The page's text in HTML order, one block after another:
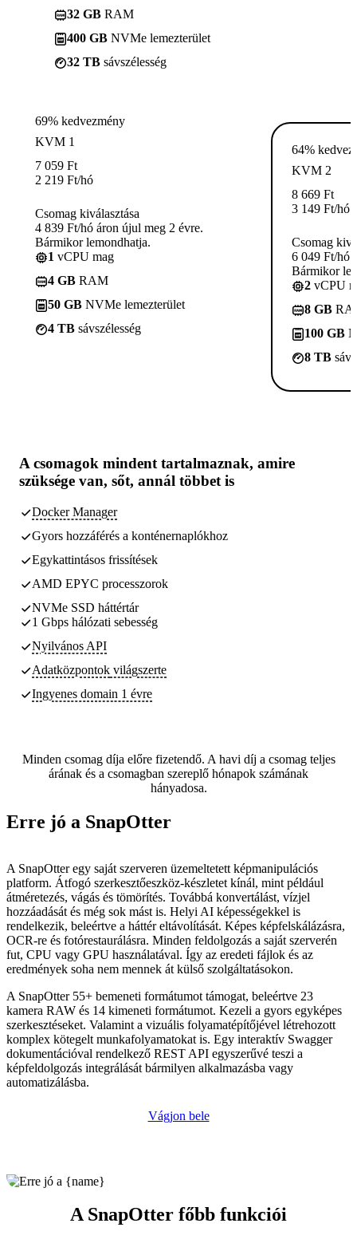
32 GB RAM
400 GB NVMe lemezterület
32 TB sávszélesség
69% kedvezmény
KVM 1
7 059 Ft
2 219 Ft/hó
Csomag kiválasztása
4 839 Ft/hó áron újul meg 2 évre.
Bármikor lemondhatja.
1 vCPU mag
4 GB RAM
50 GB NVMe lemezterület
4 TB sávszélesség
64%
KVM 2
8 669 Ft
3 149 Ft/hó
Csomag
6 049 Ft/hó
Bármikor
2 vCPU
8 GB
100 GB
8 TB
A csomagok mindent tartalmaznak, amire
szüksége van, sőt, annál többet is
Docker Manager
Gyors hozzáférés a konténernaplókhoz
Egykattintásos frissítések
AMD EPYC processzorok
NVMe SSD háttértár
1 Gbps hálózati sebesség
Nyilvános API
Adatközpontok világszerte
Ingyenes domain 1 évre
Minden csomag díja előre fizetendő. A havi díj a csomag teljes
árának és a csomagban szereplő hónapok számának
hányadosa.
Erre jó a SnapOtter
A SnapOtter egy saját szerveren üzemeltetett képmanipulációs
platform. Átfogó szerkesztőeszköz-készletet kínál, mint például
átméretezés, vágás és tömörítés. Továbbá konvertálást, vízjel
hozzáadását és még sok mást is. Helyi AI képességekkel is
rendelkezik, beleértve a háttér eltávolítását. Képes képfelskálázásra,
OCR-re és fotórestaurálásra. Minden feldolgozás a saját szerverén
fut, CPU vagy GPU használatával. Így az eredeti fájlok és az
eredmények soha nem mennek át külső szolgáltatásokon.
A SnapOtter 55+ bemeneti formátumot támogat, beleértve 23
kamera RAW és 14 kimeneti formátumot. Kezeli a gyors egyképes
szerkesztéseket. Valamint a vizuális folyamatépítőjével létrehozott
komplex kötegelt munkafolyamatokat is. Egy interaktív Swagger
dokumentációval rendelkező REST API egyszerűvé teszi a
képfeldolgozás integrálását bármilyen alkalmazásba vagy
automatizálásba.
Vágjon bele
A SnapOtter főbb funkciói